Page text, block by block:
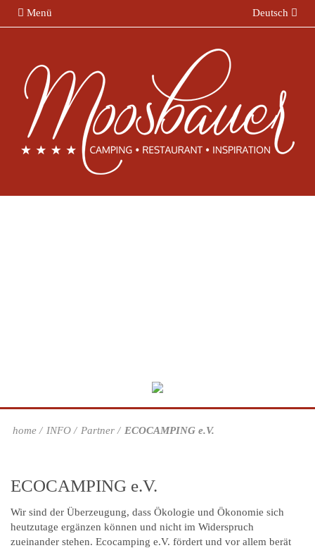
Menü Deutsch
home INFO Partner ECOCAMPING e.V.
ECOCAMPING e.V.
Wir sind der Überzeugung, dass Ökologie und Ökonomie sich
heutzutage ergänzen können und nicht im Widerspruch
zueinander stehen. Ecocamping e.V. fördert und vor allem berät